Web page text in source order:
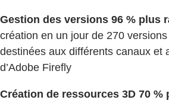
Gestion des versions 96 % plus
création en un jour de 270
destinées aux différents canaux et
d’Adobe Firefly
Création de ressources 3D 70 %